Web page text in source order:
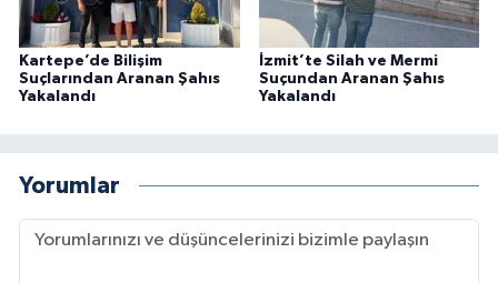
Kartepe’de Bilişim
Suçlarından Aranan Şahıs
Yakalandı
İzmit’te Silah ve Mermi
Suçundan Aranan Şahıs
Yakalandı
Yorumlar